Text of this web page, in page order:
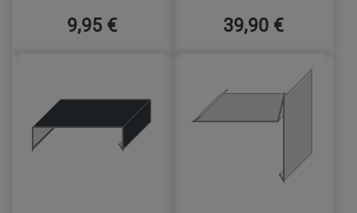
9,95 € 39,90 €